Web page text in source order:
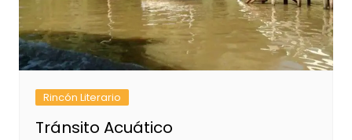
Rincón Literario
Tránsito Acuático